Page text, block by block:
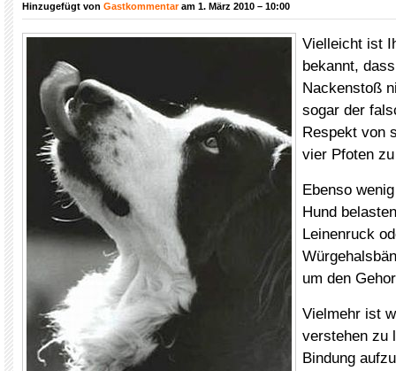
Hinzugefügt von Gastkommentaram 1. März 2010 – 10:00
Vielleicht ist
bekannt,
Nackenstoß
sogar der
Respekt von
vier Pfoten
Ebenso
Hund
Leinenruck
um den
Vielmehr ist
verstehen zu
Bindung